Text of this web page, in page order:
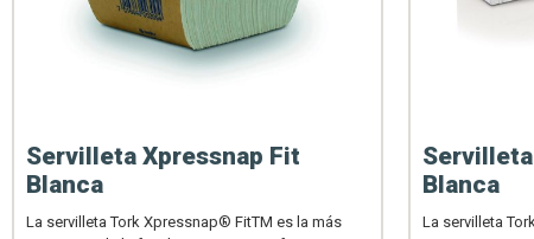
Servilleta Xpressnap Fit
Blanca
La servilleta Tork Xpressnap® FitTM es la más
Blanca
La servilleta